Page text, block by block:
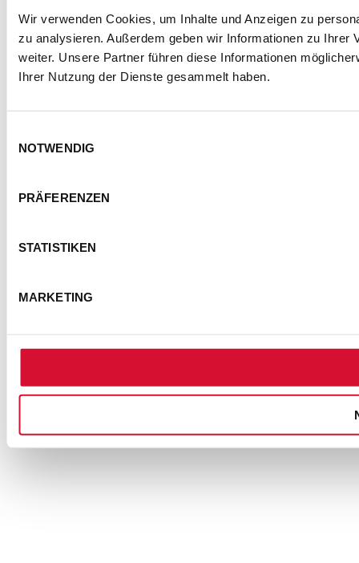
Wir verwenden Cookies, um Inhalte und Anzeigen zu
zu analysieren. Außerdem geben wir Informationen zu Ihrer
weiter. Unsere Partner führen diese Informationen
Ihrer Nutzung der Dienste gesammelt haben.
NOTWENDIG
PRÄFERENZEN
STATISTIKEN
MARKETING